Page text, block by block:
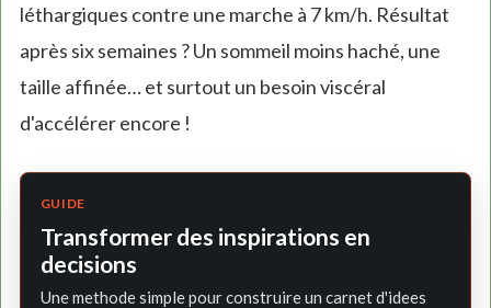
léthargiques contre une marche à 7 km/h. Résultat
après six semaines ? Un sommeil moins haché, une
taille affinée… et surtout un besoin viscéral
d'accélérer encore !
GUIDE
Transformer des inspirations en
decisions
Une methode simple pour construire un carnet d'idees